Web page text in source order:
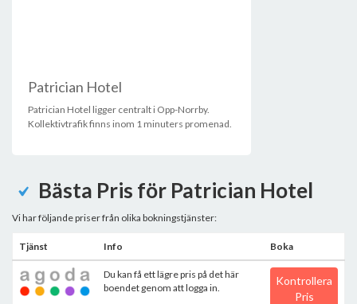
Patrician Hotel
Patrician Hotel ligger centralt i Opp-Norrby.
Kollektivtrafik finns inom 1 minuters promenad.
Bästa Pris för Patrician Hotel
Vi har följande priser från olika bokningstjänster:
Tjänst Info Boka
Du kan få ett lägre pris på det här
boendet genom att logga in.
Kontrollera
Pris